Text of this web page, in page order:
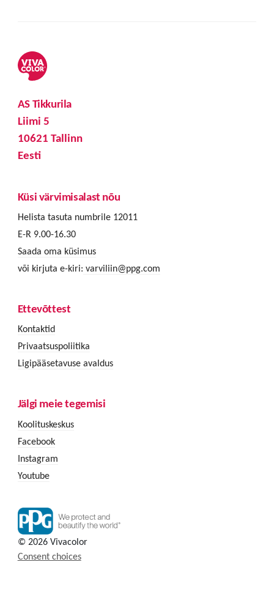
AS Tikkurila
Liimi 5
10621 Tallinn
Eesti
Küsi värvimisalast nõu
Helista tasuta numbrile 12011
E-R 9.00-16.30
Saada oma küsimus
või kirjuta e-kiri: varviliin@ppg.com
Ettevõttest
Kontaktid
Privaatsuspoliitika
Ligipääsetavuse avaldus
Jälgi meie tegemisi
Koolituskeskus
Facebook
Instagram
Youtube
© 2026 Vivacolor
Consent choices